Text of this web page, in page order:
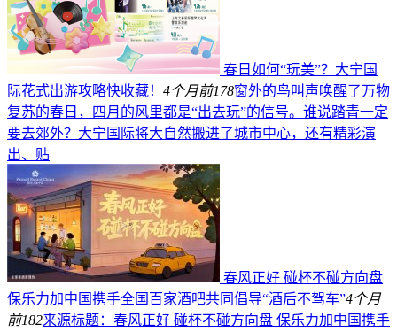
春日如何“玩美”？大宁国
际花式出游攻略快收藏！ 4个月前178窗外的鸟叫声唤醒了万物
复苏的春日，四月的风里都是“出去玩”的信号。谁说踏青一定
要去郊外？大宁国际将大自然搬进了城市中心，还有精彩演
出、贴
春风正好 碰杯不碰方向盘
保乐力加中国携手全国百家酒吧共同倡导“酒后不驾车”4个月
前182来源标题：春风正好 碰杯不碰方向盘 保乐力加中国携手